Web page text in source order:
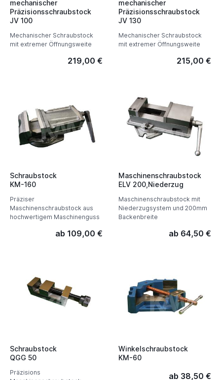
mechanischer
Präzisionsschraubstock
JV 100
Mechanischer Schraubstock
mit extremer Öffnungsweite
219,00 €
mechanischer
Präzisionsschraubstock
JV 130
Mechanischer Schraubstock
mit extremer Öffnungsweite
215,00 €
Schraubstock
KM-160
Präziser
Maschinenschraubstock aus
hochwertigem Maschinenguss
ab 109,00 €
Maschinenschraubstock
ELV 200,Niederzug
Maschinenschraubstock mit
Niederzugsystem und 200mm
Backenbreite
ab 64,50 €
Schraubstock
QGG 50
Präzisions
Winkelschraubstock
KM-60
ab 38,50 €